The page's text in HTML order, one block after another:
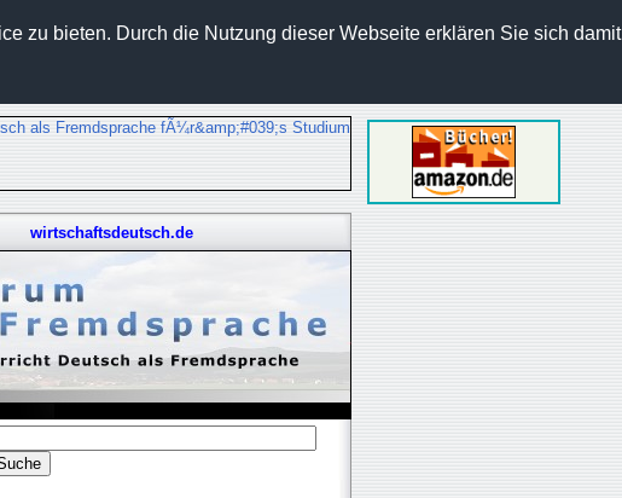
zu bieten. Durch die Nutzung dieser Webseite erklären Sie sich damit
wirtschaftsdeutsch.de